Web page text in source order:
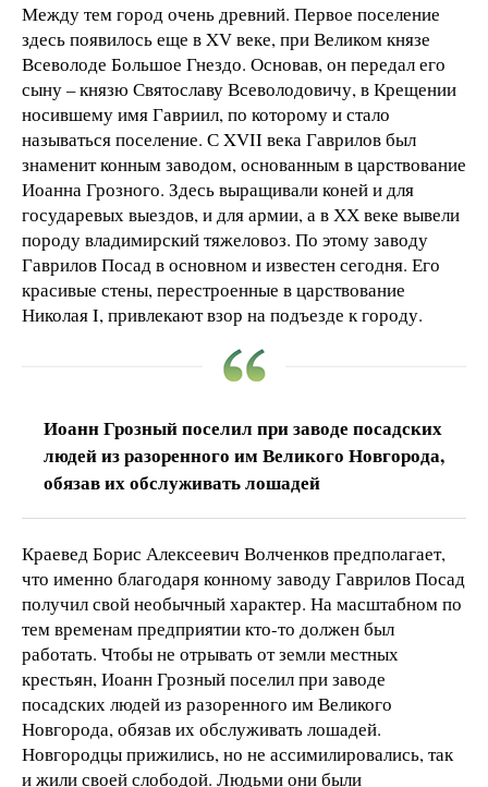
Между тем город очень древний. Первое поселение
здесь появилось еще в XV веке, при Великом князе
Всеволоде Большое Гнездо. Основав, он передал его
сыну – князю Святославу Всеволодовичу, в Крещении
носившему имя Гавриил, по которому и стало
называться поселение. С XVII века Гаврилов был
знаменит конным заводом, основанным в царствование
Иоанна Грозного. Здесь выращивали коней и для
государевых выездов, и для армии, а в ХХ веке вывели
породу владимирский тяжеловоз. По этому заводу
Гаврилов Посад в основном и известен сегодня. Его
красивые стены, перестроенные в царствование
Николая I, привлекают взор на подъезде к городу.
Иоанн Грозный поселил при заводе посадских
людей из разоренного им Великого Новгорода,
обязав их обслуживать лошадей
Краевед Борис Алексеевич Волченков предполагает,
что именно благодаря конному заводу Гаврилов Посад
получил свой необычный характер. На масштабном по
тем временам предприятии кто-то должен был
работать. Чтобы не отрывать от земли местных
крестьян, Иоанн Грозный поселил при заводе
посадских людей из разоренного им Великого
Новгорода, обязав их обслуживать лошадей.
Новгородцы прижились, но не ассимилировались, так
и жили своей слободой. Людьми они были